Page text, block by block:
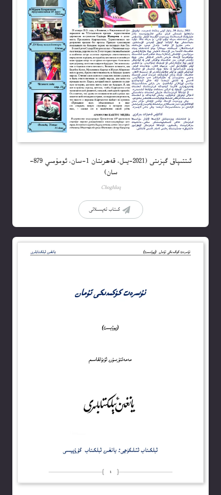
ئىتتىپاق گېزىتى (2021-يىل، قەھرىتان 1-سان، ئومۇمىي 879-
سان)
Choghluq
كىتاب تەپسىلاتى